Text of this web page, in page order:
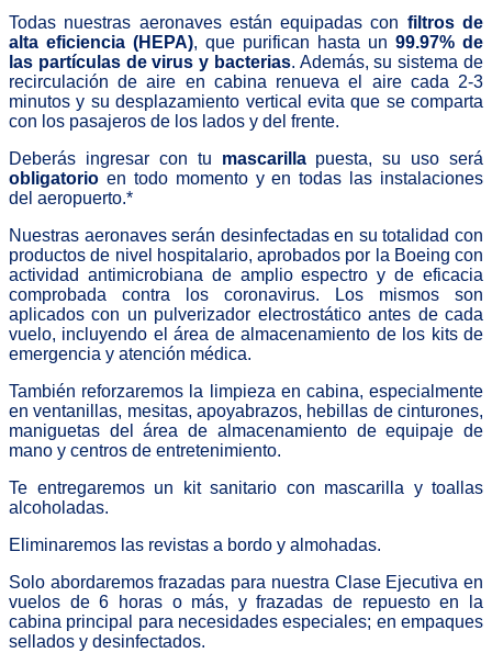
Todas nuestras aeronaves están equipadas con filtros de
alta eficiencia (HEPA), que purifican hasta un 99.97% de
las partículas de virus y bacterias. Además, su sistema de
recirculación de aire en cabina renueva el aire cada 2-3
minutos y su desplazamiento vertical evita que se comparta
con los pasajeros de los lados y del frente.
Deberás ingresar con tu mascarillapuesta, su uso será
obligatorio en todo momento y en todas las instalaciones
del aeropuerto.*
Nuestras aeronaves serán desinfectadas en su totalidad con
productos de nivel hospitalario, aprobados por la Boeing con
actividad antimicrobiana de amplio espectro y de eficacia
comprobada contra los coronavirus. Los mismos son
aplicados con un pulverizador electrostático antes de cada
vuelo, incluyendo el área de almacenamiento de los kits de
emergencia y atención médica.
También reforzaremos la limpieza en cabina, especialmente
en ventanillas, mesitas, apoyabrazos, hebillas de cinturones,
maniguetas del área de almacenamiento de equipaje de
mano y centros de entretenimiento.
Te entregaremos un kit sanitario con mascarilla y toallas
alcoholadas.
Eliminaremos las revistas a bordo y almohadas.
Solo abordaremos frazadas para nuestra Clase Ejecutiva en
vuelos de 6 horas o más, y frazadas de repuesto en la
cabina principal para necesidades especiales; en empaques
sellados y desinfectados.